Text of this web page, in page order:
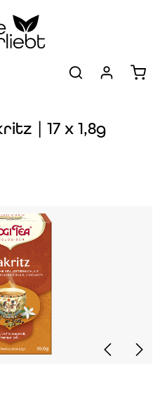
| 17 x 1,8g